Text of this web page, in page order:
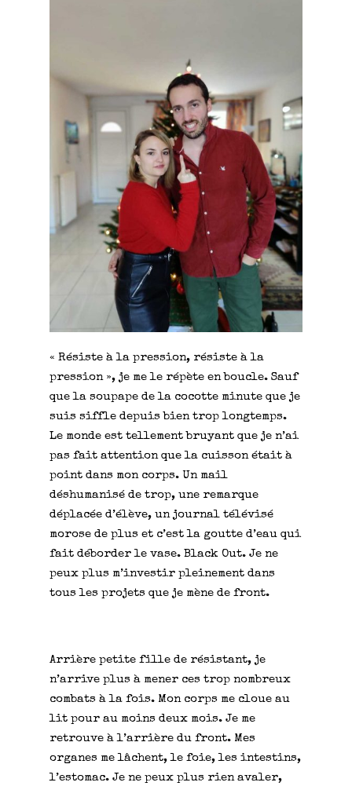
« Résiste à la pression, résiste à la
pression », je me le répète en boucle. Sauf
que la soupape de la cocotte minute que je
suis siffle depuis bien trop longtemps.
Le monde est tellement bruyant que je n’ai
pas fait attention que la cuisson était à
point dans mon corps. Un mail
déshumanisé de trop, une remarque
déplacée d’élève, un journal télévisé
morose de plus et c’est la goutte d’eau qui
fait déborder le vase. Black Out. Je ne
peux plus m’investir pleinement dans
tous les projets que je mène de front.
Arrière petite fille de résistant, je
n’arrive plus à mener ces trop nombreux
combats à la fois. Mon corps me cloue au
lit pour au moins deux mois. Je me
retrouve à l’arrière du front. Mes
organes me lâchent, le foie, les intestins,
l’estomac. Je ne peux plus rien avaler,